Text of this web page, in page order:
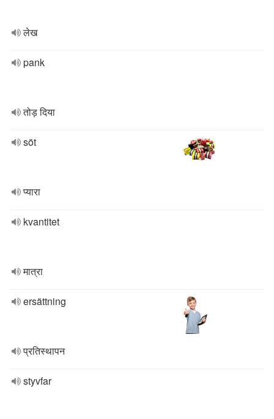
लेख
pank
तोड़ दिया
söt
प्यारा
kvantitet
मात्रा
ersättning
प्रतिस्थापन
styvfar